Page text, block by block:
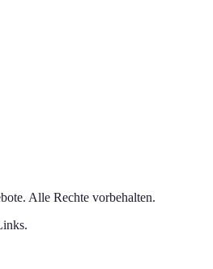
. Alle Rechte vorbehalten.